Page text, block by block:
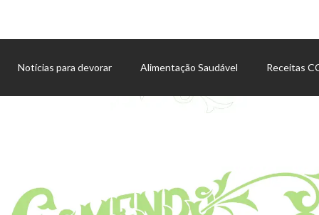
Notícias para devorar Alimentação Saudável Receitas